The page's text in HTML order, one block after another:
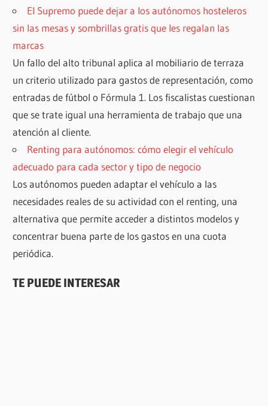
El Supremo puede dejar a los autónomos hosteleros
sin las mesas y sombrillas gratis que les regalan las
marcas
Un fallo del alto tribunal aplica al mobiliario de terraza
un criterio utilizado para gastos de representación, como
entradas de fútbol o Fórmula 1. Los fiscalistas cuestionan
que se trate igual una herramienta de trabajo que una
atención al cliente.
Renting para autónomos: cómo elegir el vehículo
adecuado para cada sector y tipo de negocio
Los autónomos pueden adaptar el vehículo a las
necesidades reales de su actividad con el renting, una
alternativa que permite acceder a distintos modelos y
concentrar buena parte de los gastos en una cuota
periódica.
TE PUEDE INTERESAR